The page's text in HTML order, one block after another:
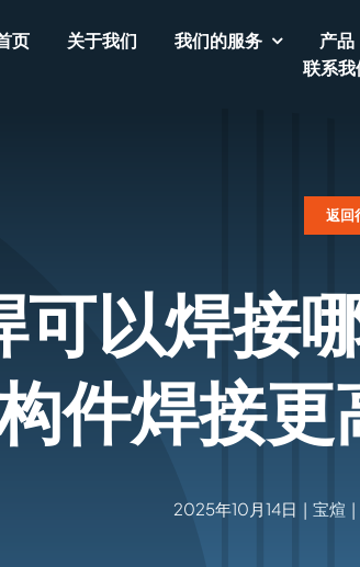
页 关于我们 我们的服务 产品
联系我
返回
可以焊接
件焊接更
2025年10月14日 | 宝煊 |